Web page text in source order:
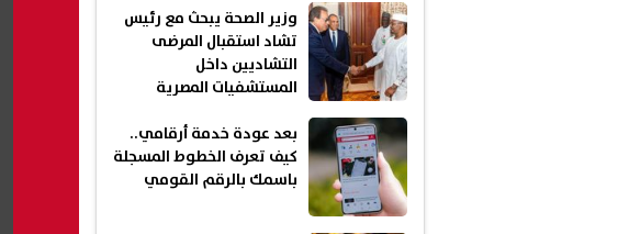
وزير الصحة يبحث مع رئيس
تشاد استقبال المرضى
التشاديين داخل
المستشفيات المصرية
بعد عودة خدمة أرقامي..
كيف تعرف الخطوط المسجلة
باسمك بالرقم القومي